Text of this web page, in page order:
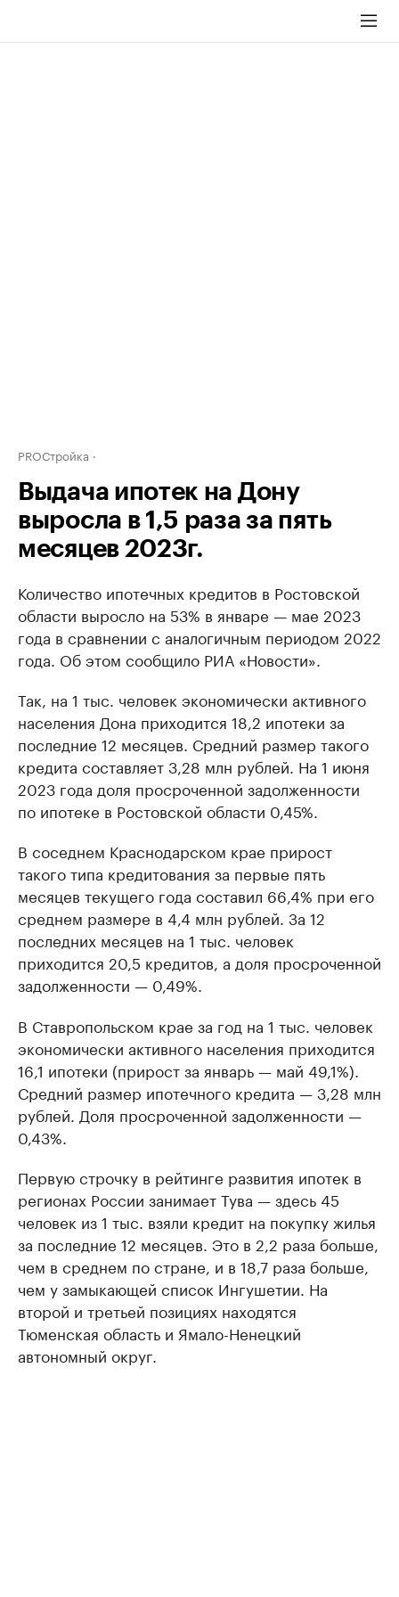
PROСтройка
Выдача ипотек на Дону
выросла в 1,5 раза за пять
месяцев 2023г.
Количество ипотечных кредитов в Ростовской
области выросло на 53% в январе — мае 2023
года в сравнении с аналогичным периодом 2022
года. Об этом сообщило РИА «Новости».
Так, на 1 тыс. человек экономически активного
населения Дона приходится 18,2 ипотеки за
последние 12 месяцев. Средний размер такого
кредита составляет 3,28 млн рублей. На 1 июня
2023 года доля просроченной задолженности
по ипотеке в Ростовской области 0,45%.
В соседнем Краснодарском крае прирост
такого типа кредитования за первые пять
месяцев текущего года составил 66,4% при его
среднем размере в 4,4 млн рублей. За 12
последних месяцев на 1 тыс. человек
приходится 20,5 кредитов, а доля просроченной
задолженности — 0,49%.
В Ставропольском крае за год на 1 тыс. человек
экономически активного населения приходится
16,1 ипотеки (прирост за январь — май 49,1%).
Средний размер ипотечного кредита — 3,28 млн
рублей. Доля просроченной задолженности —
0,43%.
Первую строчку в рейтинге развития ипотек в
регионах России занимает Тува — здесь 45
человек из 1 тыс. взяли кредит на покупку жилья
за последние 12 месяцев. Это в 2,2 раза больше,
чем в среднем по стране, и в 18,7 раза больше,
чем у замыкающей список Ингушетии. На
второй и третьей позициях находятся
Тюменская область и Ямало-Ненецкий
автономный округ.